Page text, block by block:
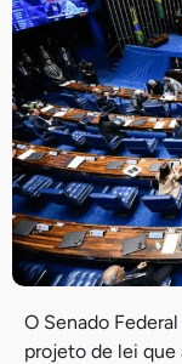
O Senado
projeto de lei que